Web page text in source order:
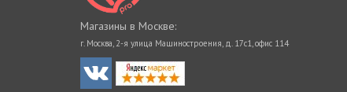
Магазины в Москве:
г. Москва, 2-я улица Машиностроения, д. 17с1, офис 114